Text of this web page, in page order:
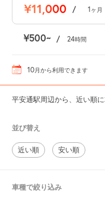
¥11,000 / 1ヶ月
¥500 / 24時間
10月から利用できます
平安通駅周辺から、近い順
並び替え
近い順 安い順
車種で絞り込み